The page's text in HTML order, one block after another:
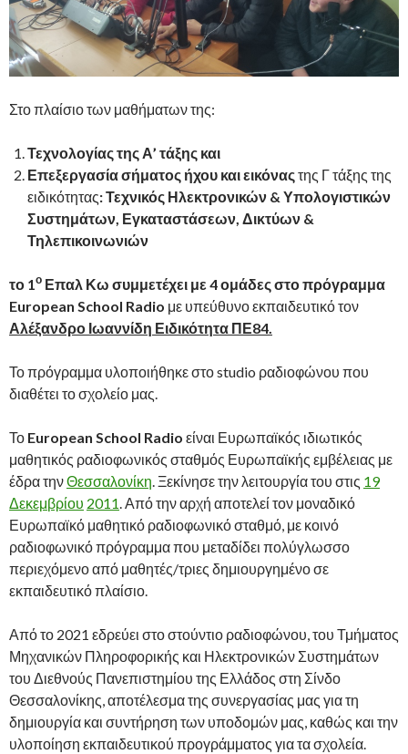
Στο πλαίσιο των μαθήματων της:
Τεχνολογίας της Α’ τάξης και
Επεξεργασία σήματος ήχου και εικόναςτης Γ τάξης της
ειδικότητας:Τεχνικός Ηλεκτρονικών & Υπολογιστικών
Συστημάτων, Εγκαταστάσεων, Δικτύων &
Τηλεπικοινωνιών
το 1 ο Επαλ Κω συμμετέχει με 4 ομάδες στο πρόγραμμα
European School Radio με υπεύθυνο εκπαιδευτικό τον
Αλέξανδρο Ιωαννίδη Ειδικότητα ΠΕ84.
Το πρόγραμμα υλοποιήθηκε στο studio ραδιοφώνου που
διαθέτει το σχολείο μας.
Το European School Radio είναι Ευρωπαϊκός ιδιωτικός
μαθητικός ραδιοφωνικός σταθμός Ευρωπαϊκής εμβέλειας με
έδρα τηνΘεσσαλονίκη . Ξεκίνησε την λειτουργία του στις 19
Δεκεμβρίου 2011 . Από την αρχή αποτελεί τον μοναδικό
Ευρωπαϊκό μαθητικό ραδιοφωνικό σταθμό, με κοινό
ραδιοφωνικό πρόγραμμα που μεταδίδει πολύγλωσσο
περιεχόμενο από μαθητές/τριες δημιουργημένο σε
εκπαιδευτικό πλαίσιο.
Από το 2021 εδρεύει στο στούντιο ραδιοφώνου, του Τμήματος
Μηχανικών Πληροφορικής και Ηλεκτρονικών Συστημάτων
του Διεθνούς Πανεπιστημίου της Ελλάδος στη Σίνδο
Θεσσαλονίκης, αποτέλεσμα της συνεργασίας μας για τη
δημιουργία και συντήρηση των υποδομών μας, καθώς και την
υλοποίηση εκπαιδευτικού προγράμματος για τα σχολεία.